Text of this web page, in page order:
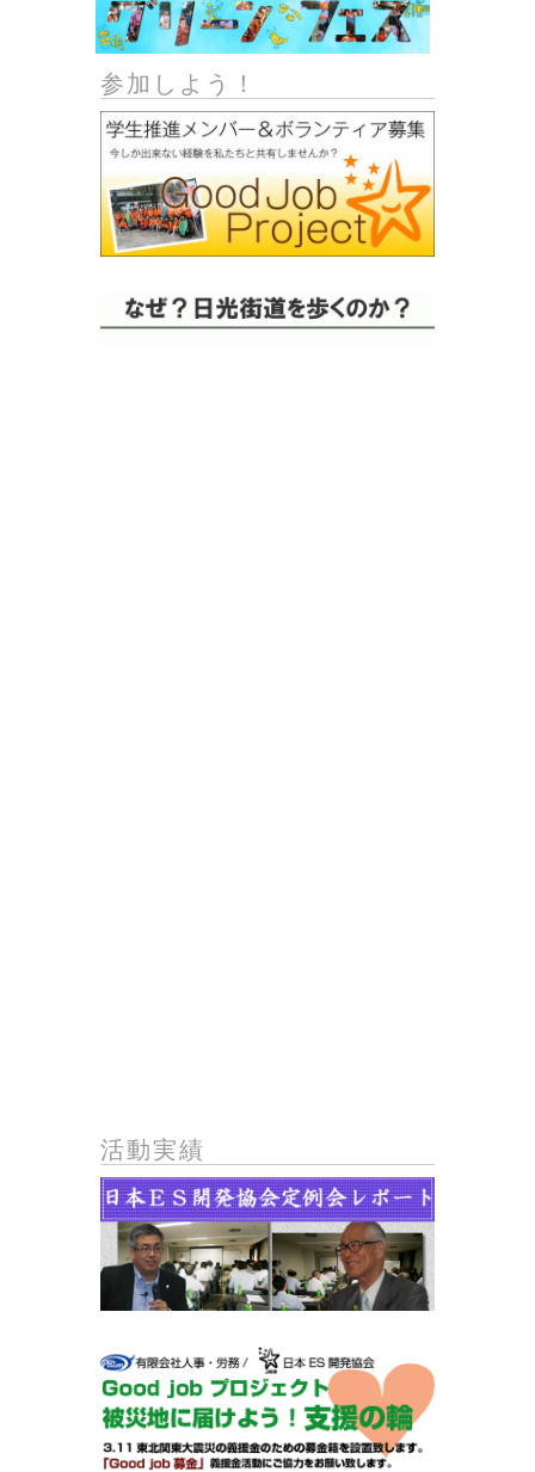
参加しよう！
活動実績